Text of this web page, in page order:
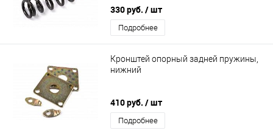
330 руб. / шт
Подробнее
Кронштей опорный задней пружины,
нижний
410 руб. / шт
Подробнее